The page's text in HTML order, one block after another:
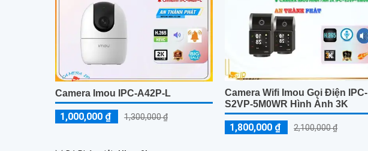
Camera Imou IPC-A42P-L
1,000,000 ₫ 1,300,000 ₫
Camera Wifi Imou Gọi Điện IPC-
S2VP-5M0WR Hình Ảnh 3K
1,800,000 ₫ 2,100,000 ₫